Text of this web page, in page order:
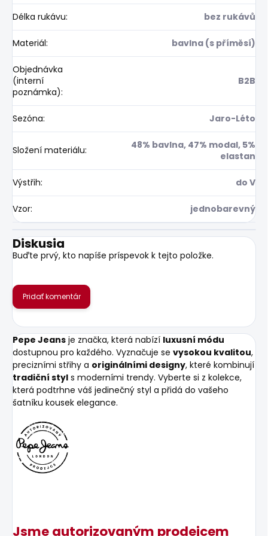
Délka rukávu: bez rukávů
Materiál: bavlna (s příměsí)
Objednávka
(interní
poznámka):
B2B
Sezóna: Jaro-Léto
Složení materiálu:
48% bavlna, 47% modal, 5%
elastan
Výstřih: do V
Vzor: jednobarevný
Diskusia
Buďte prvý, kto napíše príspevok k tejto položke.
Pridať komentár
Pepe Jeans je značka, která nabízí luxusní módu
dostupnou pro každého. Vyznačuje se vysokou kvalitou,
precizními střihy a originálními designy, které kombinují
tradiční styl s moderními trendy. Vyberte si z kolekce,
která podtrhne váš jedinečný styl a přidá do vašeho
šatníku kousek elegance.
Jsme autorizovaným prodejcem